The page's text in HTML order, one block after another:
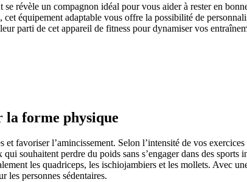
se révèle un compagnon idéal pour vous aider à rester en
équipement adaptable vous offre la possibilité de
parti de cet appareil de fitness pour dynamiser vos
la forme physique
favoriser l’amincissement. Selon l’intensité de vos
souhaitent perdre du poids sans s’engager dans des sports
les quadriceps, les ischiojambiers et les mollets. Avec
les personnes sédentaires.